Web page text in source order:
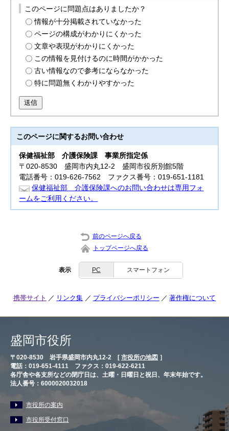
このページに問題点はありましたか？
情報が十分掲載されていなかった
ページの構成がわかりにくかった
文章や表現がわかりにくかった
この情報を見付けるのに時間がかかった
古い情報なので参考にならなかった
特に問題無くわかりやすかった
送信
このページに関するお問い合わせ
保健福祉部介護保険課 事業所指定係
〒020-8530 盛岡市内丸12-2 盛岡市役所別館5階
電話番号：019-626-7562 ファクス番号：019-651-1181
保健福祉部 介護保険課へのお問い合わせは専用フォ
ームをご利用ください。
前のページへ戻る
トップページへ戻る
表示 PC スマートフォン
携帯サイト リンク集 プライバシーポリシー 著作権について
盛岡市役所
〒020-8530 岩手県盛岡市内丸12-2 [ 市役所の地図 ］
電話：019-651-4111 ファクス：019-622-6211
各庁舎や各支所などの閉庁日は、土曜・日曜日と祝日、年末年始です。
法人番号：6000020032018
市役所の案内
市役所受付窓口